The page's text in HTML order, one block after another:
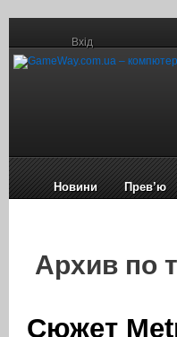
Вхід
Новини Прев’ю
Архив по
Сюжет